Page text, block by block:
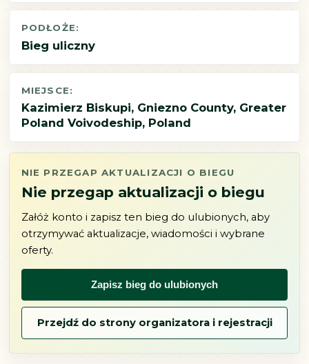
PODŁOŻE:
Bieg uliczny
MIEJSCE:
Kazimierz Biskupi, Gniezno County, Greater
Poland Voivodeship, Poland
NIE PRZEGAP AKTUALIZACJI O BIEGU
Nie przegap aktualizacji o biegu
Załóż konto i zapisz ten bieg do ulubionych, aby
otrzymywać aktualizacje, wiadomości i wybrane
oferty.
Zapisz bieg do ulubionych
Przejdź do strony organizatora i rejestracji